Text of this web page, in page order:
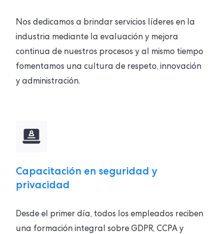
Nos dedicamos a brindar servicios líderes en la
industria mediante la evaluación y mejora
continua de nuestros procesos y al mismo tiempo
fomentamos una cultura de respeto, innovación
y administración.
Capacitación en seguridad y
privacidad
Desde el primer día, todos los empleados reciben
una formación integral sobre GDPR, CCPA y